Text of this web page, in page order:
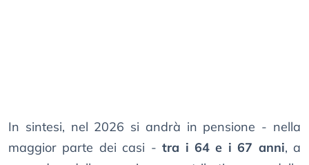
In sintesi, nel 2026 si andrà in pensione - nella
maggior parte dei casi -tra i 64 e i 67 anni, a